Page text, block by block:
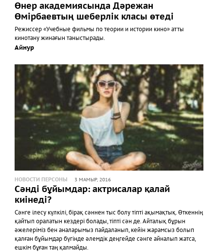
Өнер академиясында Дәрежан
Өмірбаевтың шеберлік класы өтеді
Режиссер «Учебные фильмы по теории и истории кино» атты
кинотану жинағын таныстырады.
Айнур
НОВОСТИ ПЕРСОНЫ 3 МАМЫР, 2016
Сәнді бұйымдар: актрисалар қалай
киінеді?
Сәнге ілесу күлкілі, бірақ сәннен тыс болу тіпті ақымақтық. Өткеннің
қайтып оралатын кездері болады, тіпті сән де. Айталық бұрын
әжелеріміз бен аналарымыз пайдаланып, кейін жарамсыз болып
қалған бұйымдар бүгінде әлемдік деңгейде сәнге айналып жатса,
ешкім бұған таң қалмайды.